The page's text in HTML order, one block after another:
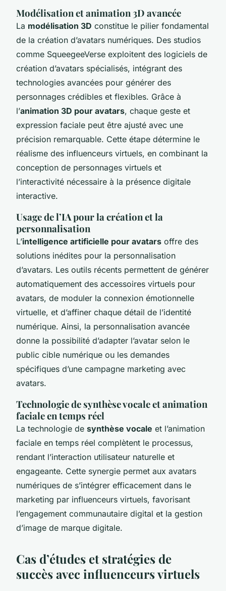
Modélisation et animation 3D avancée
La modélisation 3D constitue le pilier fondamental
de la création d’avatars numériques. Des studios
comme SqueegeeVerse exploitent des logiciels de
création d’avatars spécialisés, intégrant des
technologies avancées pour générer des
personnages crédibles et flexibles. Grâce à
l’animation 3D pour avatars, chaque geste et
expression faciale peut être ajusté avec une
précision remarquable. Cette étape détermine le
réalisme des influenceurs virtuels, en combinant la
conception de personnages virtuels et
l’interactivité nécessaire à la présence digitale
interactive.
Usage de l’IA pour la création et la
personnalisation
L’intelligence artificielle pour avatars offre des
solutions inédites pour la personnalisation
d’avatars. Les outils récents permettent de générer
automatiquement des accessoires virtuels pour
avatars, de moduler la connexion émotionnelle
virtuelle, et d’affiner chaque détail de l’identité
numérique. Ainsi, la personnalisation avancée
donne la possibilité d’adapter l’avatar selon le
public cible numérique ou les demandes
spécifiques d’une campagne marketing avec
avatars.
Technologie de synthèse vocale et animation
faciale en temps réel
La technologie de synthèse vocale et l’animation
faciale en temps réel complètent le processus,
rendant l’interaction utilisateur naturelle et
engageante. Cette synergie permet aux avatars
numériques de s’intégrer efficacement dans le
marketing par influenceurs virtuels, favorisant
l’engagement communautaire digital et la gestion
d’image de marque digitale.
Cas d’études et stratégies de
succès avec influenceurs virtuels